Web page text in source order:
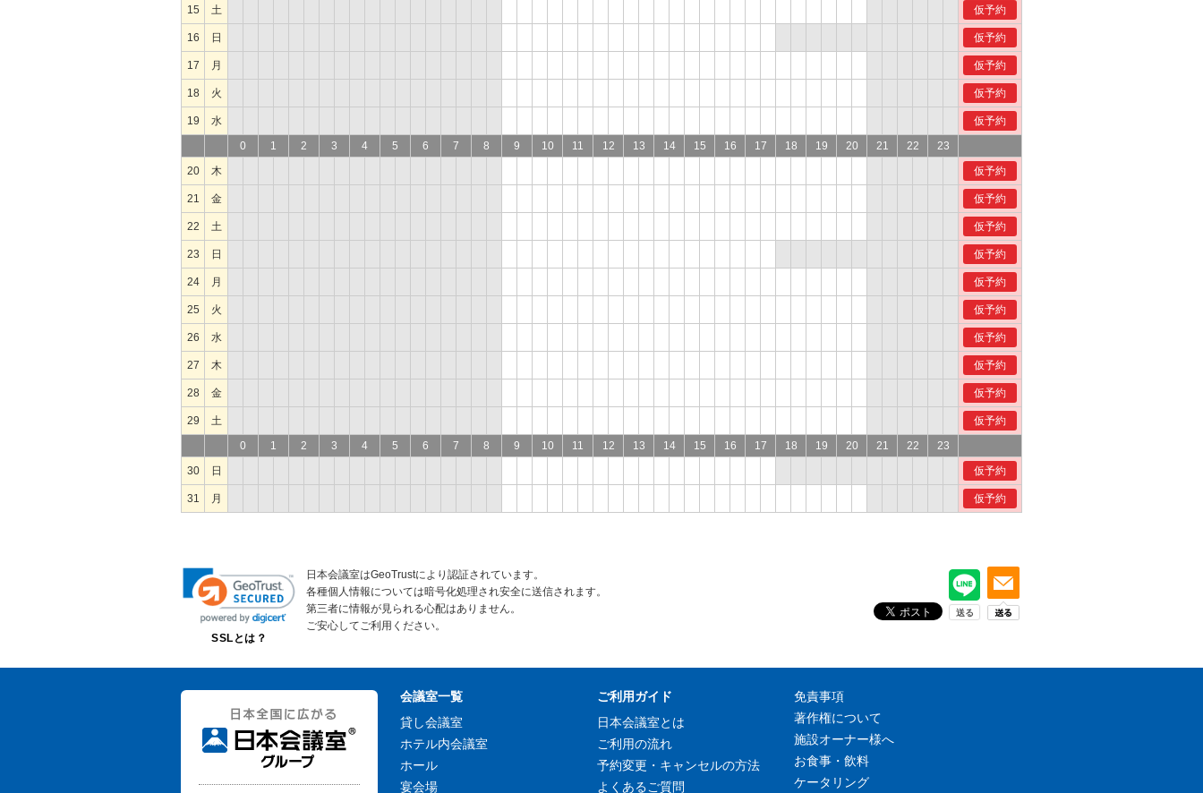
15 土 仮予約
16 日 仮予約
17 月 仮予約
18 火 仮予約
19 水
仮予約
0
1 2 3 4 5 6 7 8 9 10 11 12 13 14 15 16 17 18 19 20 21 22
23
20
木 仮予約
21 金 仮予約
22 土 仮予約
23 日 仮予約
24 月 仮予約
25 火 仮予約
26 水 仮予約
27 木 仮予約
28 金 仮予約
29 土
仮予約
0
1 2 3 4 5 6 7 8 9 10 11 12 13 14 15 16 17 18 19 20 21 22
23
30
日 仮予約
31 月 仮予約
SSLとは？
日本会議室はGeoTrustにより認証されています。
各種個人情報については暗号化処理され安全に送信されます。
第三者に情報が見られる心配はありません。
ご安心してご利用ください。
会議室一覧
貸し会議室
ホテル内会議室
ホール
宴会場
ご利用ガイド
日本会議室とは
ご利用の流れ
予約変更・キャンセルの方法
よくあるご質問
免責事項
著作権について
施設オーナー様へ
お食事・飲料
ケータリング